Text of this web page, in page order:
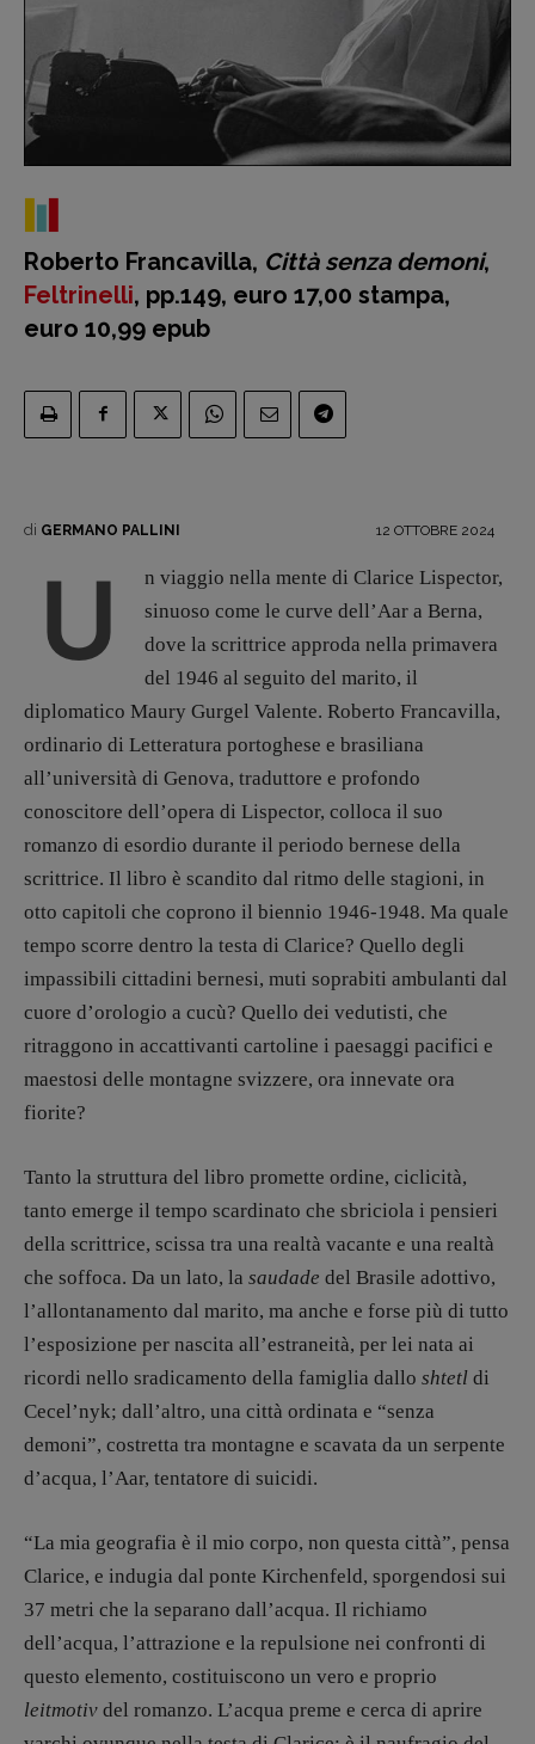
Interviste
RUBRICHE
Archeologie del
Fumetti
DOSSIER
12 dicembre
Blade Runner 40
Editoria
Intelligenza Artificiale
Maestri sommersi
Pasolini 1922-2022
Psichedelia
Scienza
Stranimondi
Tornare a Ballard
Zong!
DIRETTRICE RESPONSABILE
Antonella Marrone
R EDAZIONE
Walter Catalano,Giuseppe Costigliola ,
Anna da Re Roberto Derobertis ,Elio
Marcoli,Elisabetta Michielin,Nicole
Spallina,Roberto Sturm,Tania Tonin
CONTATTI
recensioni:
Elio Grasso[eliovoyager@gmail.com]
Coordinamento Primo Piano:
[michielin.elisabetta@gmail.com]
Coordinamento News in breve:
Anna da Re
[anna.dare.comunicazione@gmail.com]
Coordinamento Fumetti:
Fabio Malagnini
Coordinamento Pulp for kids e social
Roberto Francavilla, Città senza demoni,
Feltrinelli, pp.149, euro 17,00 stampa,
euro 10,99 epub
di GERMANO PALLINI 12 OTTOBRE 2024
U
n viaggio nella mente di Clarice Lispector,
sinuoso come le curve dell’Aar a Berna,
dove la scrittrice approda nella primavera
del 1946 al seguito del marito, il
diplomatico Maury Gurgel Valente. Roberto Francavilla,
ordinario di Letteratura portoghese e brasiliana
all’università di Genova, traduttore e profondo
conoscitore dell’opera di Lispector, colloca il suo
romanzo di esordio durante il periodo bernese della
scrittrice. Il libro è scandito dal ritmo delle stagioni, in
otto capitoli che coprono il biennio 1946-1948. Ma quale
tempo scorre dentro la testa di Clarice? Quello degli
impassibili cittadini bernesi, muti soprabiti ambulanti dal
cuore d’orologio a cucù? Quello dei vedutisti, che
ritraggono in accattivanti cartoline i paesaggi pacifici e
maestosi delle montagne svizzere, ora innevate ora
fiorite?
Tanto la struttura del libro promette ordine, ciclicità,
tanto emerge il tempo scardinato che sbriciola i pensieri
della scrittrice, scissa tra una realtà vacante e una realtà
che soffoca. Da un lato, la saudade del Brasile adottivo,
l’allontanamento dal marito, ma anche e forse più di tutto
l’esposizione per nascita all’estraneità, per lei nata ai
ricordi nello sradicamento della famiglia dallo shtetl di
Cecel’nyk; dall’altro, una città ordinata e “senza
demoni”, costretta tra montagne e scavata da un serpente
d’acqua, l’Aar, tentatore di suicidi.
“La mia geografia è il mio corpo, non questa città”, pensa
Clarice, e indugia dal ponte Kirchenfeld, sporgendosi sui
37 metri che la separano dall’acqua. Il richiamo
dell’acqua, l’attrazione e la repulsione nei confronti di
questo elemento, costituiscono un vero e proprio
leitmotiv del romanzo. L’acqua preme e cerca di aprire